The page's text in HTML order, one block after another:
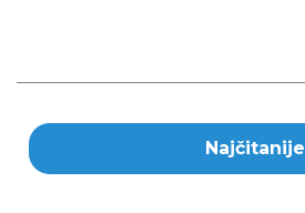
Najčitanije